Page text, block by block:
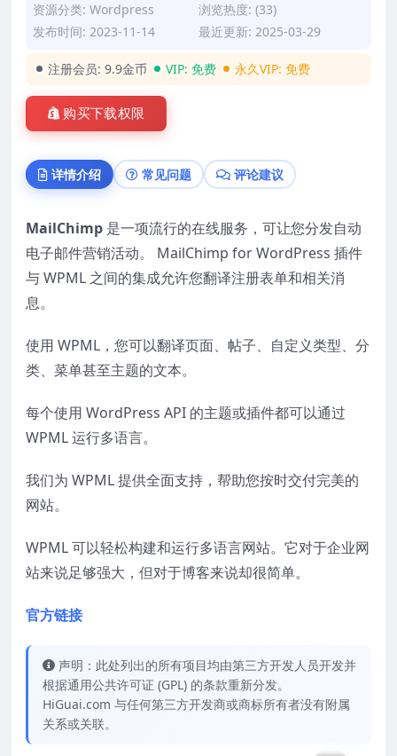
资源分类: Wordpress
浏览热度: (33)
发布时间: 2023-11-14
最近更新: 2025-03-29
注册会员: 9.9金币 VIP: 免费 永久VIP: 免费
购买下载权限
详情介绍 常见问题 评论建议
MailChimp 是一项流行的在线服务，可让您分发自动
电子邮件营销活动。 MailChimp for WordPress 插件
与 WPML 之间的集成允许您翻译注册表单和相关消
息。
使用 WPML，您可以翻译页面、帖子、自定义类型、分
类、菜单甚至主题的文本。
每个使用 WordPress API 的主题或插件都可以通过
WPML 运行多语言。
我们为 WPML 提供全面支持，帮助您按时交付完美的
网站。
WPML 可以轻松构建和运行多语言网站。它对于企业网
站来说足够强大，但对于博客来说却很简单。
官方链接
声明：此处列出的所有项目均由第三方开发人员开发并
根据通用公共许可证 (GPL) 的条款重新分发。
HiGuai.com 与任何第三方开发商或商标所有者没有附属
关系或关联。